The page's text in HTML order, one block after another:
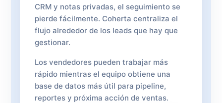
CRM y notas privadas, el seguimiento se
pierde fácilmente. Coherta centraliza el
flujo alrededor de los leads que hay que
gestionar.
Los vendedores pueden trabajar más
rápido mientras el equipo obtiene una
base de datos más útil para pipeline,
reportes y próxima acción de ventas.